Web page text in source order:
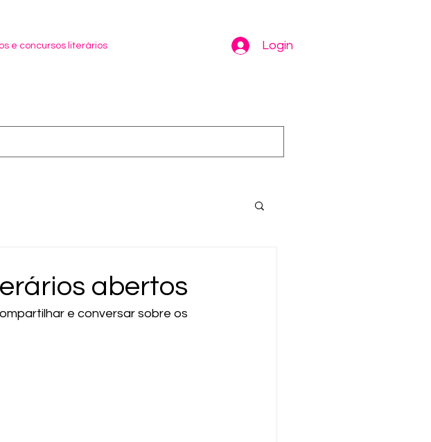
e concursos literários Login
abertos
e conversar sobre os